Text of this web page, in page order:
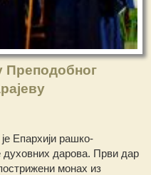
Преподобног
Епархији рашко-
духовних дарова. Први дар
монах из